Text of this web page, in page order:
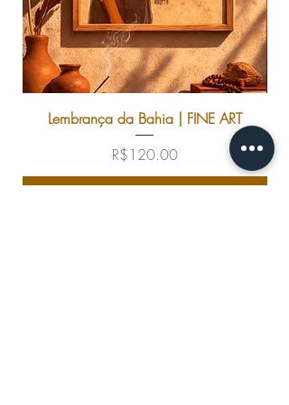
Peso: 80g (A6)
Lembrança da Bahia | FINE ART
Price
R$120.00